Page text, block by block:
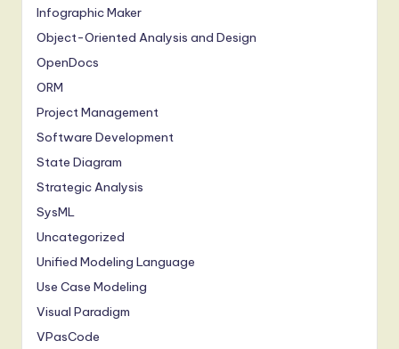
Infographic Maker
Object-Oriented Analysis and Design
OpenDocs
ORM
Project Management
Software Development
State Diagram
Strategic Analysis
SysML
Uncategorized
Unified Modeling Language
Use Case Modeling
Visual Paradigm
VPasCode